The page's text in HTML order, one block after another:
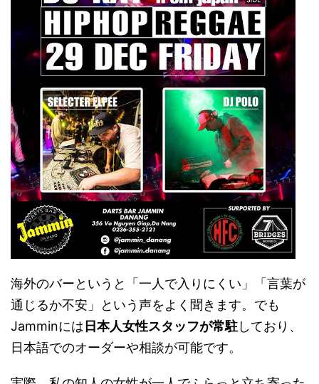
海外のバーというと「一人で入りにくい」「言葉が
通じるか不安」という声をよく聞きます。でも
Jamminには日本人女性スタッフが常駐しており、
日本語でのオーダーや相談が可能です。